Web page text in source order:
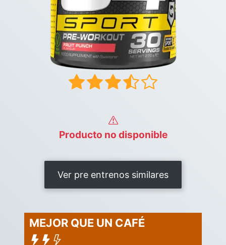
Producto no disponible
Ver pre entrenos similares
MEJOR QUE UN CAFÉ